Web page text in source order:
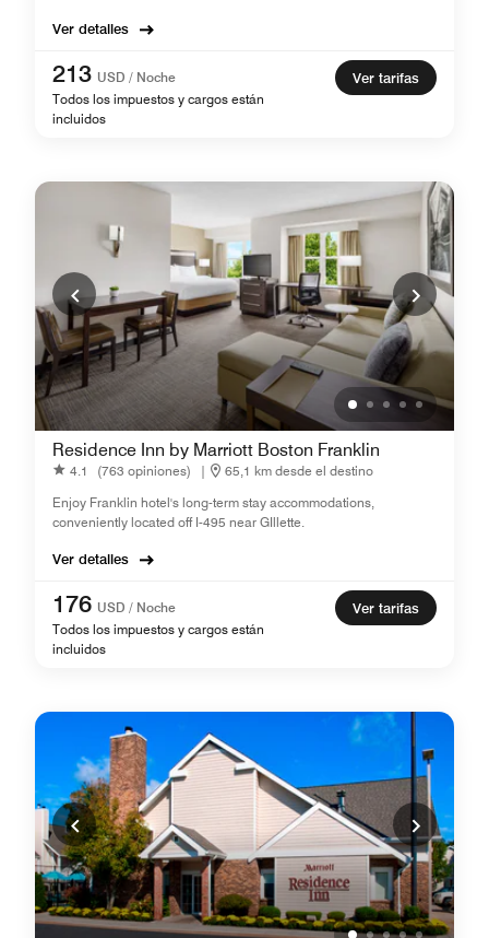
Ver detalles
213 USD / Noche
Todos los impuestos y cargos están
incluidos
Ver tarifas
Residence Inn by Marriott Boston Franklin
4.1 (763 opiniones) |
65,1 km desde el destino
Enjoy Franklin hotel's long-term stay accommodations,
conveniently located off I-495 near GIllette.
Ver detalles
176 USD / Noche
Todos los impuestos y cargos están
incluidos
Ver tarifas